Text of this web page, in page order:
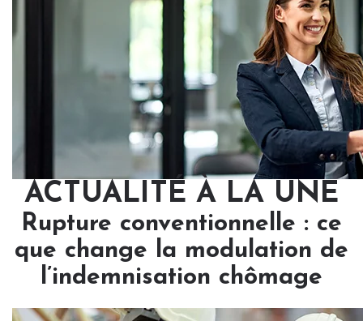
ACTUALITÉ À LA UNE
Rupture conventionnelle : ce
que change la modulation de
l’indemnisation chômage